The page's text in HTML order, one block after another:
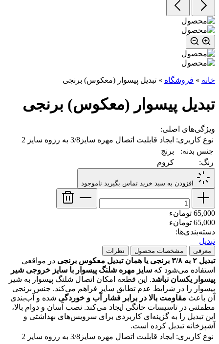
خانه » فروشگاه » تبدیل پیسوار (معکوس) برنجی
تبدیل پیسوار (معکوس) برنجی
ویژگی‌های اصلی:
نوع کاربری: ایجاد قابلیت اتصال مهره سایز3/8 به رزوه سایز 2
جنس بدنه:
برنج
رنگ:
کروم
افزودن به سبد خرید تماس بگیرید ناموجود
65,000 تومانء
65,000 تومانء
دسته‌بندی‌ها:
تبدیل
معرفی مشخصات محصول نظرات
تبدیل ۲ به ۳/۸ برنجی یا همان تبدیل معکوس برنجی
در مواقعی
استفاده می‌شود که سایز مهره شلنگ پیسوار با سایز خروجی شیر
پیسوار یکسان نباشد. این قطعه امکان اتصال شلنگ پیسوار به شیر
پیسوار را در شرایط عدم تطابق سایز فراهم می‌کند. جنس برنجی
آن باعث مقاومت بالا در برابر فشار آب و خوردگی شده و آب‌بندی
مطمئنی در تاسیسات خانگی ایجاد می‌کند. نصب آسان و دوام بالا،
این تبدیل را به گزینه‌ای کاربردی برای سرویس‌های بهداشتی و
آشپزخانه تبدیل کرده است.
نوع کاربری: ایجاد قابلیت اتصال مهره سایز3/8 به رزوه سایز 2